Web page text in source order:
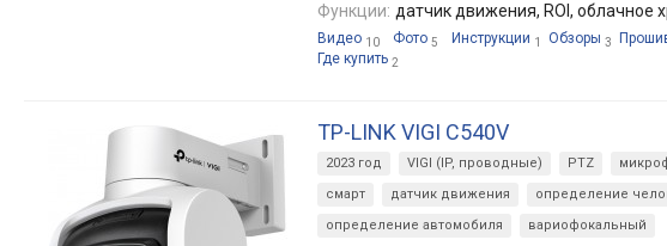
Функции: датчик движения, ROI, облачное
Видео 10 Фото 5 Инструкции 1 Обзоры 3
Где купить 2
TP-LINK VIGI C540V
2023 год VIGI (IP, проводные) PTZ
смарт
датчик движения
определение
определение автомобиля
вариофокальный